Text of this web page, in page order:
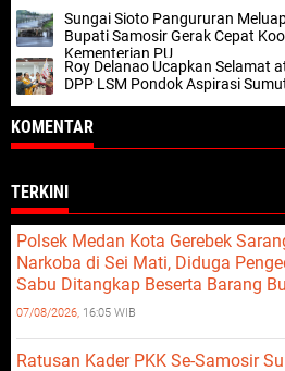
Sungai Sioto Pangururan
Bupati Samosir Gerak Cepat
Kementerian PU
Roy Delanao Ucapkan Selamat
DPP LSM Pondok Aspirasi
KOMENTAR
TERKINI
Polsek Medan Kota Gerebek
Narkoba di Sei Mati, Diduga
Sabu Ditangkap Beserta Barang
07/08/2026, 16:05 WIB
Ratusan Kader PKK Se-Samosir